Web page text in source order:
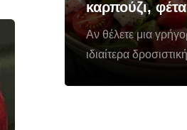
καρπούζι,
Αν θέλετε μια
ιδιαίτερα